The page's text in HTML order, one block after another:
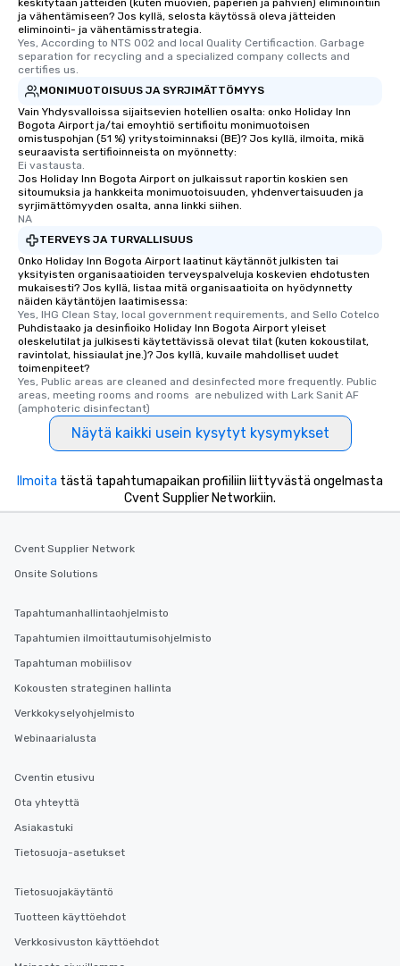
ja vähentämiseen? Jos kyllä, selosta käytössä oleva jätteiden
eliminointi- ja vähentämisstrategia.
Yes, According to NTS 002 and local Quality Certificaction. Garbage
separation for recycling and a specialized company collects and
certifies us.
MONIMUOTOISUUS JA SYRJIMÄTTÖMYYS
Vain Yhdysvalloissa sijaitsevien hotellien osalta: onko Holiday Inn
Bogota Airport ja/tai emoyhtiö sertifioitu monimuotoisen
omistuspohjan (51 %) yritystoiminnaksi (BE)? Jos kyllä, ilmoita, mikä
seuraavista sertifioinneista on myönnetty:
Ei vastausta.
Jos Holiday Inn Bogota Airport on julkaissut raportin koskien sen
sitoumuksia ja hankkeita monimuotoisuuden, yhdenvertaisuuden ja
syrjimättömyyden osalta, anna linkki siihen.
NA
TERVEYS JA TURVALLISUUS
Onko Holiday Inn Bogota Airport laatinut käytännöt julkisten tai
yksityisten organisaatioiden terveyspalveluja koskevien ehdotusten
mukaisesti? Jos kyllä, listaa mitä organisaatioita on hyödynnetty
näiden käytäntöjen laatimisessa:
Yes, IHG Clean Stay, local government requirements, and Sello Cotelco
Puhdistaako ja desinfioiko Holiday Inn Bogota Airport yleiset
oleskelutilat ja julkisesti käytettävissä olevat tilat (kuten kokoustilat,
ravintolat, hissiaulat jne.)? Jos kyllä, kuvaile mahdolliset uudet
toimenpiteet?
Yes, Public areas are cleaned and desinfected more frequently. Public
areas, meeting rooms and rooms  are nebulized with Lark Sanit AF
(amphoteric disinfectant)
Näytä kaikki usein kysytyt kysymykset
Ilmoita tästä tapahtumapaikan profiiliin liittyvästä ongelmasta
Cvent Supplier Networkiin.
Cvent Supplier Network
Onsite Solutions
Tapahtumanhallintaohjelmisto
Tapahtumien ilmoittautumisohjelmisto
Tapahtuman mobiilisov
Kokousten strateginen hallinta
Verkkokyselyohjelmisto
Webinaarialusta
Cventin etusivu
Ota yhteyttä
Asiakastuki
Tietosuoja-asetukset
Tietosuojakäytäntö
Tuotteen käyttöehdot
Verkkosivuston käyttöehdot